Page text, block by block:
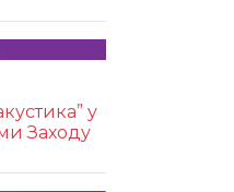
у
Заходу